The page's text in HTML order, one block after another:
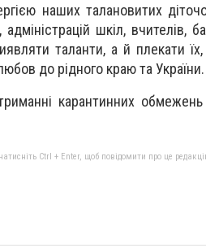
наших талановитих
шкіл, вчителів,
таланти, а й плекати
до рідного краю та України.
карантинних обмежень
Ctrl + Enter, щоб повідомити про це